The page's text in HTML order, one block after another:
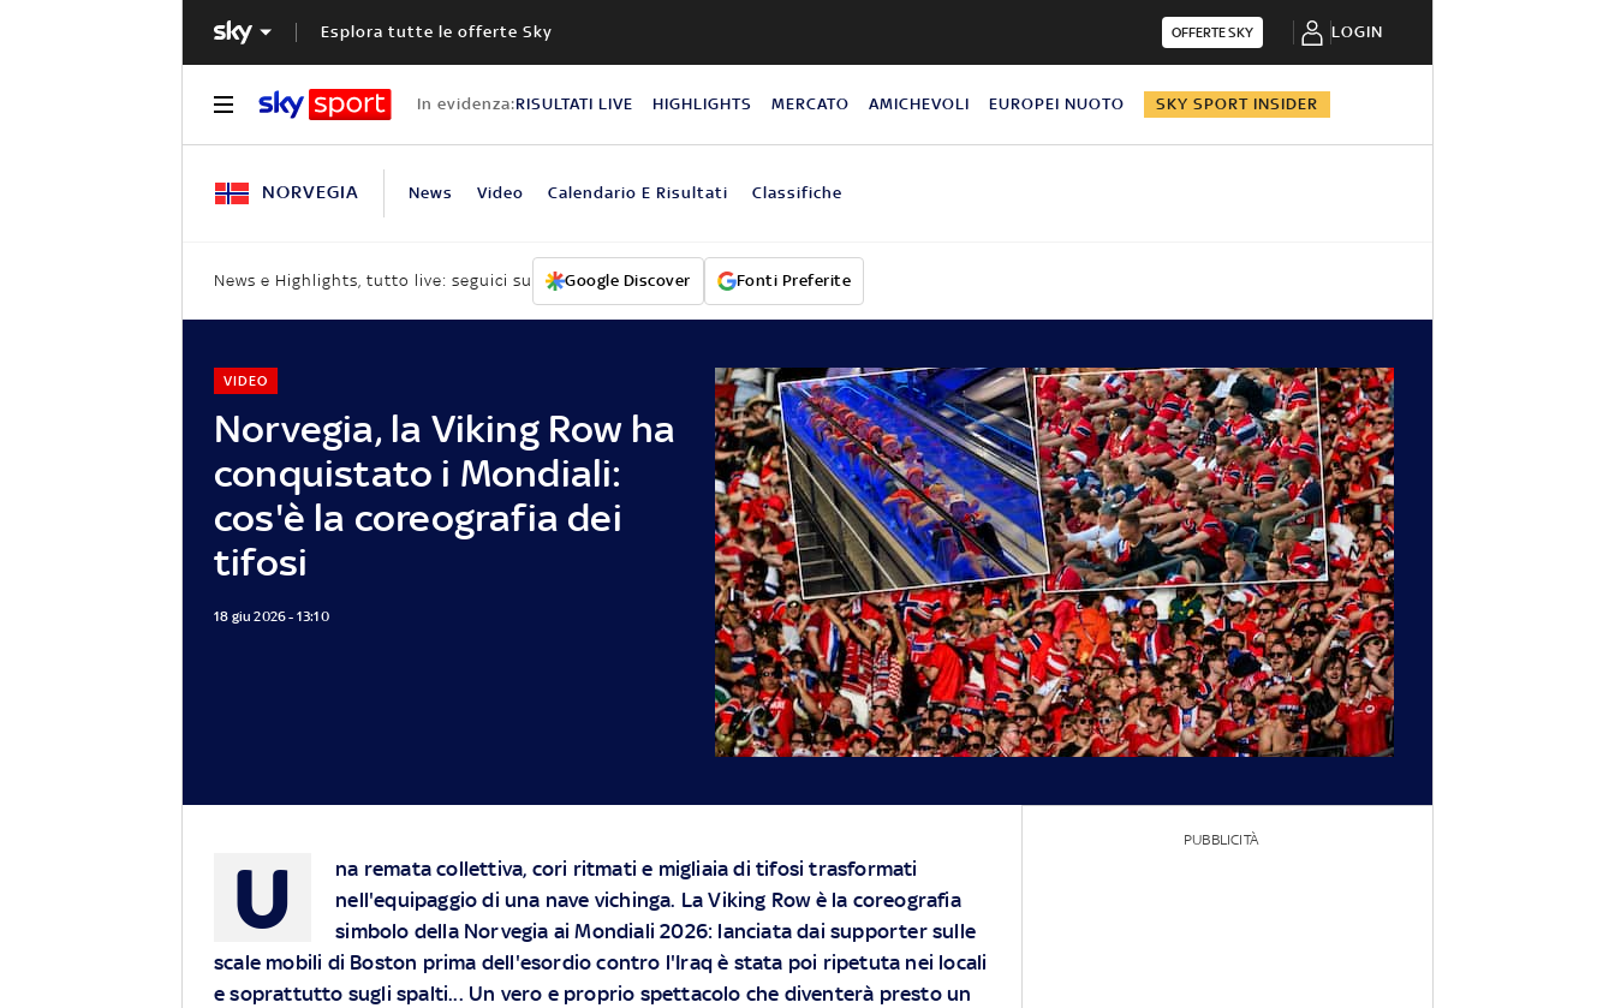
Esplora tutte le offerte Sky OFFERTE SKY LOGIN
In evidenza:RISULTATI LIVE HIGHLIGHTS MERCATO AMICHEVOLI EUROPEI NUOTO SKY SPORT INSIDER
NORVEGIA News Video Calendario E Risultati Classifiche
News e Highlights, tutto live: seguici su Google Discover Fonti Preferite
Norvegia, la Viking Row ha
conquistato i Mondiali:
cos'è la coreografia dei
tifosi
VIDEO
18 giu 2026 - 13:10
U
na remata collettiva, cori ritmati e migliaia di tifosi trasformati
nell'equipaggio di una nave vichinga. La Viking Row è la coreografia
simbolo della Norvegia ai Mondiali 2026: lanciata dai supporter sulle
scale mobili di Boston prima dell'esordio contro l'Iraq è stata poi ripetuta nei locali
e soprattutto sugli spalti... Un vero e proprio spettacolo che diventerà presto un
PUBBLICITÀ